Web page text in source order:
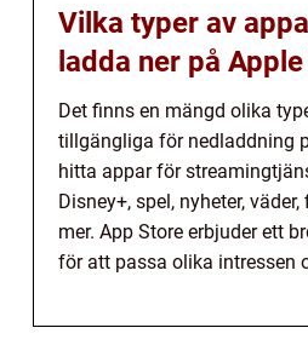
Vilka typer av
ladda ner på Apple
Det finns en mängd olika
tillgängliga för nedladdning
hitta appar för
Disney+, spel, nyheter,
mer. App Store erbjuder ett
för att passa olika intressen